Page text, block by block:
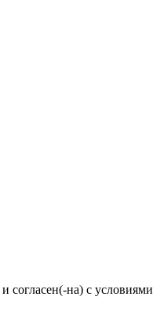
и согласен(-на) с условиями